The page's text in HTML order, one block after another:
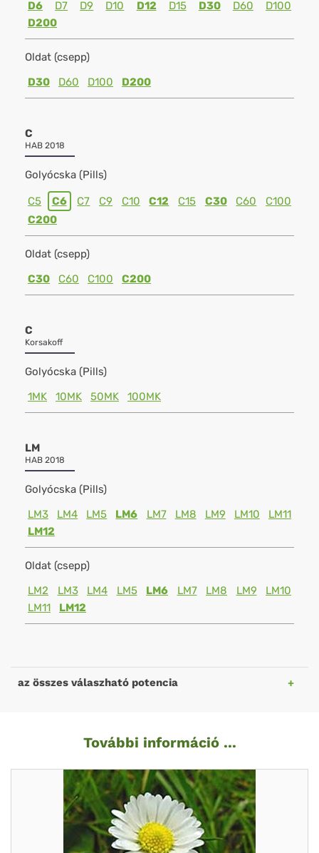
D6
D7 D9 D10 D12 D15 D30 D60
D100
D200
Oldat (csepp)
D30
D60 D100 D200
C
HAB 2018
Golyócska (Pills)
C5 C6 C7 C9 C10 C12 C15 C30 C60
C100
C200
Oldat (csepp)
C30
C60 C100 C200
C
Korsakoff
Golyócska (Pills)
1MK
10MK 50MK 100MK
LM
HAB 2018
Golyócska (Pills)
LM3
LM4 LM5 LM6 LM7 LM8 LM9 LM10
LM11
LM12
Oldat (csepp)
LM2
LM3 LM4 LM5 LM6 LM7 LM8 LM9
LM10
LM11
LM12
az összes válaszható potencia
További információ ...